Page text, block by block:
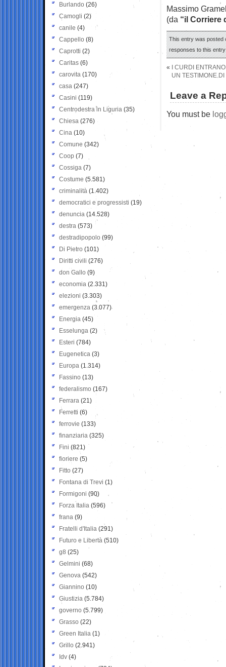
Massimo
(da “il Corriere
This entry was posted
responses to this
«
I CURDI
UN TESTIMONE
Leave a
You must be
Burlando (26)
Camogli (2)
canile (4)
Cappello (8)
Caprotti (2)
Caritas (6)
carovita (170)
casa (247)
Casini (119)
Centrodestra in Liguria (35)
Chiesa (276)
Cina (10)
Comune (342)
Coop (7)
Cossiga (7)
Costume (5.581)
criminalità (1.402)
democratici e progressisti (19)
denuncia (14.528)
destra (573)
destradipopolo (99)
Di Pietro (101)
Diritti civili (276)
don Gallo (9)
economia (2.331)
elezioni (3.303)
emergenza (3.077)
Energia (45)
Esselunga (2)
Esteri (784)
Eugenetica (3)
Europa (1.314)
Fassino (13)
federalismo (167)
Ferrara (21)
Ferretti (6)
ferrovie (133)
finanziaria (325)
Fini (821)
fioriere (5)
Fitto (27)
Fontana di Trevi (1)
Formigoni (90)
Forza Italia (596)
frana (9)
Fratelli d'Italia (291)
Futuro e Libertà (510)
g8 (25)
Gelmini (68)
Genova (542)
Giannino (10)
Giustizia (5.784)
governo (5.799)
Grasso (22)
Green Italia (1)
Grillo (2.941)
Idv (4)